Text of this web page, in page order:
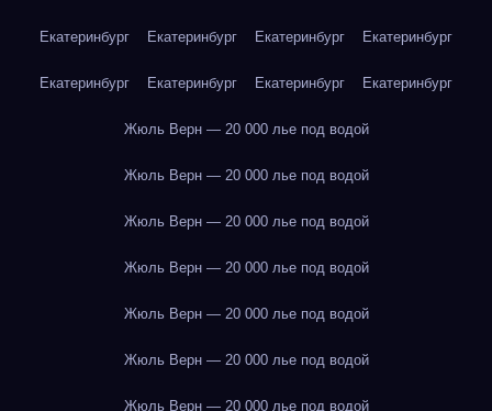
Екатеринбург Екатеринбург Екатеринбург Екатеринбург
Екатеринбург Екатеринбург Екатеринбург Екатеринбург
Жюль Верн — 20 000 лье под водой
Жюль Верн — 20 000 лье под водой
Жюль Верн — 20 000 лье под водой
Жюль Верн — 20 000 лье под водой
Жюль Верн — 20 000 лье под водой
Жюль Верн — 20 000 лье под водой
Жюль Верн — 20 000 лье под водой